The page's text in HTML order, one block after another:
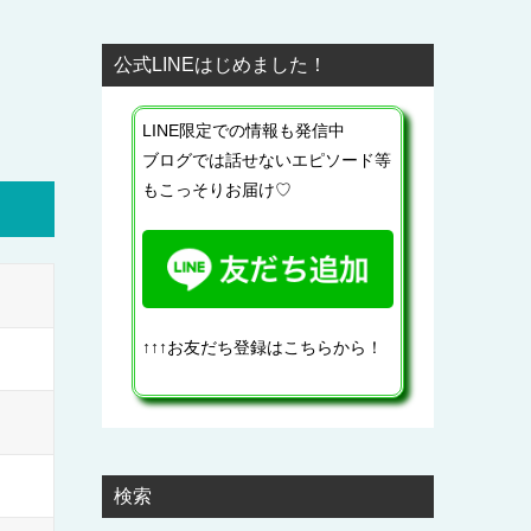
公式LINEはじめました！
LINE限定での情報も発信中
ブログでは話せないエピソード等
もこっそりお届け♡
↑↑↑お友だち登録はこちらから！
検索